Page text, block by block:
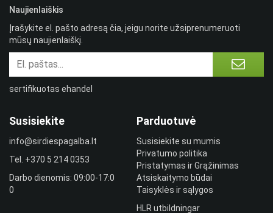
Susisiekite
info@sirdiespagalba.lt
Tel. +370 5 214 0353
Darbo dienomis: 09:00-17:0
0
Parduotuvė
Susisiekite su mumis
Privatumo politika
Pristatymas ir Grąžinimas
Atsiskaitymo būdai
Taisyklės ir sąlygos
HLR utbildningar
Naujienlaiškis
Įrašykite el. pašto adresą čia, jeigu norite užsiprenumeruoti
mūsų naujienlaiškį.
sertifikuotas ehandel